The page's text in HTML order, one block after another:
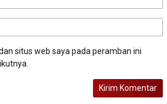
situs web saya pada peramban ini